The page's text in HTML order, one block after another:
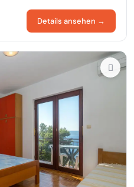
Details ansehen →